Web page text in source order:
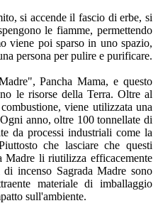
si accende il fascio di erbe, si
le fiamme, permettendo
viene poi sparso in uno spazio,
persona per pulire e purificare.
Pancha Mama, e questo
le risorse della Terra. Oltre al
viene utilizzata una
anno, oltre 100 tonnellate di
da processi industriali come la
che lasciare che questi
Madre li riutilizza efficacemente
incenso Sagrada Madre sono
materiale di imballaggio
sull'ambiente.